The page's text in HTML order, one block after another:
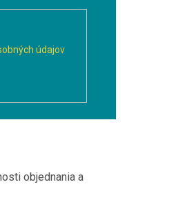
údajov
objednania a